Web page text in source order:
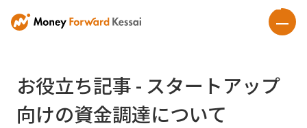
お役立ち記事 - スタートアップ
向けの資金調達について